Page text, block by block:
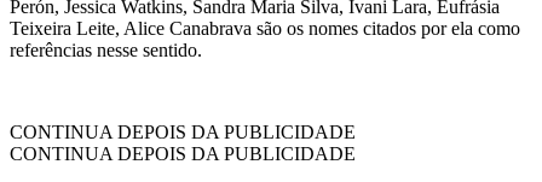
Perón, Jessica Watkins, Sandra Maria Silva, Ivani Lara, Eufrásia
Teixeira Leite, Alice Canabrava são os nomes citados por ela como
referências nesse sentido.
CONTINUA DEPOIS DA PUBLICIDADE
CONTINUA DEPOIS DA PUBLICIDADE